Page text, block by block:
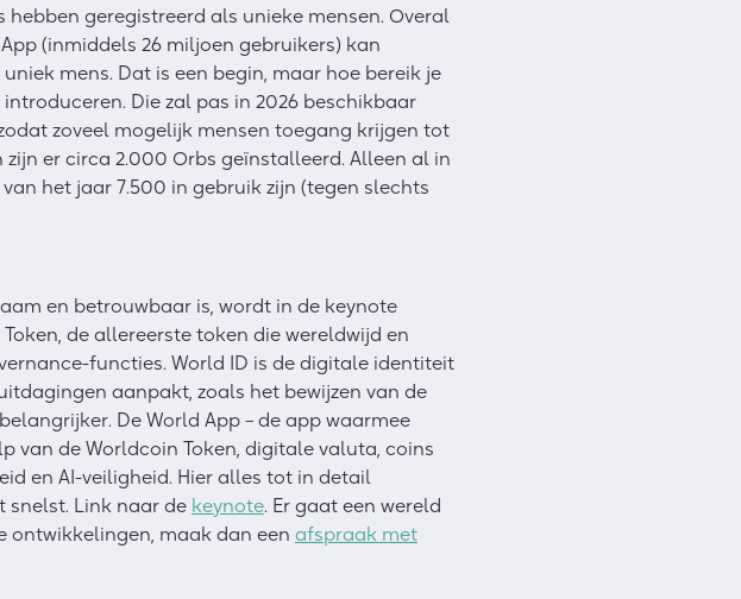
geregistreerd als unieke mensen. Overal
(inmiddels 26 miljoen gebruikers) kan
mens. Dat is een begin, maar hoe bereik je
Die zal pas in 2026 beschikbaar
zoveel mogelijk mensen toegang krijgen tot
er circa 2.000 Orbs geïnstalleerd. Alleen al in
het jaar 7.500 in gebruik zijn (tegen slechts
en betrouwbaar is, wordt in de keynote
de allereerste token die wereldwijd en
functies. World ID is de digitale identiteit
aanpakt, zoals het bewijzen van de
De World App – de app waarmee
van de Worldcoin Token, digitale valuta, coins
en AI-veiligheid. Hier alles tot in detail
snelst. Link naar de keynote. Er gaat een wereld
ontwikkelingen, maak dan een afspraak met